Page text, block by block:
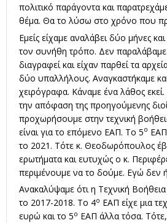
πολιτικό παράγοντα και
θέμα. Θα το λύσω στο χρόνο που
Εμείς είχαμε αναλάβει δύο μήνες
τον συνήθη τρόπο. Δεν παραλάβαμε
διαγραφεί και είχαν παρθεί τα
δύο υπαλλήλους. Αναγκαστήκαμε
χειρόγραφα. Κάναμε ένα λάθος
την απόφαση της προηγούμενης
προχωρήσουμε στην τεχνική
είναι για το επόμενο ΕΑΠ. Το 5ο ΕΑΠ
το 2021. Τότε κ. Θεοδωρόπουλος
ερωτήματα και ευτυχώς ο κ.
περιμένουμε να το δούμε. Εγώ δεν
Ανακαλύψαμε ότι η Τεχνική Βοήθεια
το 2017-2018. Το 4ο ΕΑΠ είχε μια
ευρώ και το 5ο ΕΑΠ άλλα τόσα.